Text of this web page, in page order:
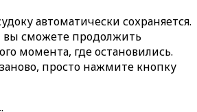
автоматически сохраняется.
сможете продолжить
момента, где остановились.
просто нажмите кнопку